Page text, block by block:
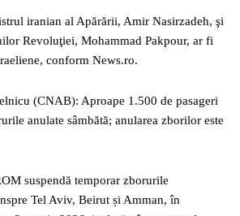
iranian al Apărării, Amir Nasirzadeh, şi
Revoluţiei, Mohammad Pakpour, ar fi
conform News.ro.
(CNAB): Aproape 1.500 de pasageri
anulate sâmbătă; anularea zborilor este
suspendă temporar zborurile
Tel Aviv, Beirut și Amman, în